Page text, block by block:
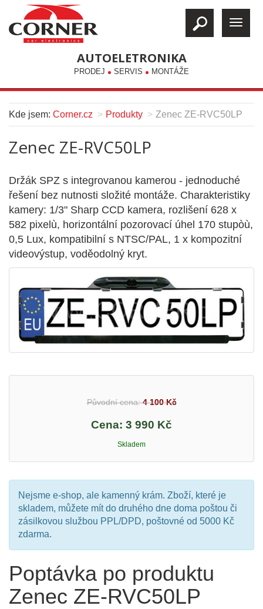
AUTOELETRONIKA
PRODEJ SERVIS MONTÁŽE
Kde jsem: Corner.cz Produkty Zenec ZE-RVC50LP
Zenec ZE-RVC50LP
Držák SPZ s integrovanou kamerou - jednoduché
řešení bez nutnosti složité montáže. Charakteristiky
kamery: 1/3" Sharp CCD kamera, rozlišení 628 x
582 pixelù, horizontální pozorovací úhel 170 stupòù,
0,5 Lux, kompatibilní s NTSC/PAL, 1 x kompozitní
videovýstup, voděodolný kryt.
Původní cena: 4 100 Kč
Cena: 3 990 Kč
Skladem
Nejsme e-shop, ale kamenný krám. Zboží, které je
skladem, můžete mít do druhého dne doma poštou či
zásilkovou službou PPL/DPD, poštovné od 5000 Kč
zdarma.
Poptávka po produktu
Zenec ZE-RVC50LP